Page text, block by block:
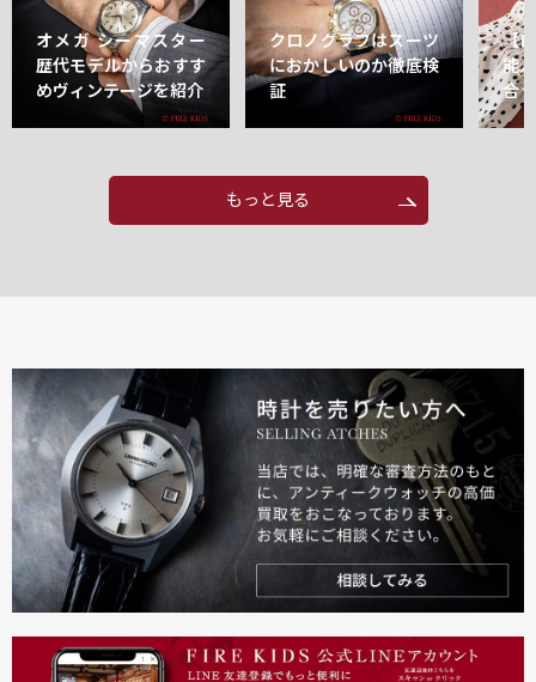
オメガ シーマスター
歴代モデルからおすす
めヴィンテージを紹介
クロノグラフはスーツ
におかしいのか徹底検
証
【
能
合
もっと見る